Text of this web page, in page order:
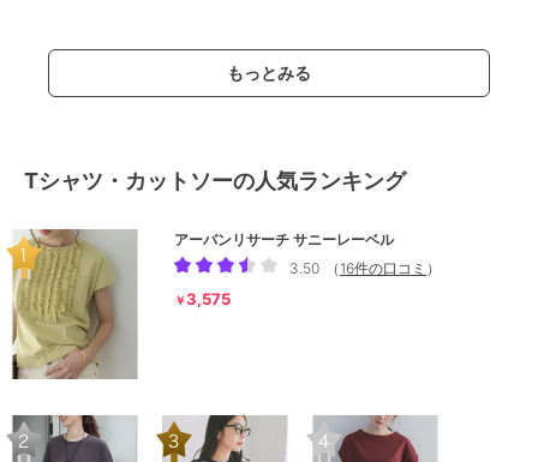
もっとみる
Tシャツ・カットソーの人気ランキング
アーバンリサーチ サニーレーベル
3.50
（ 16件の口コミ ）
￥3,575